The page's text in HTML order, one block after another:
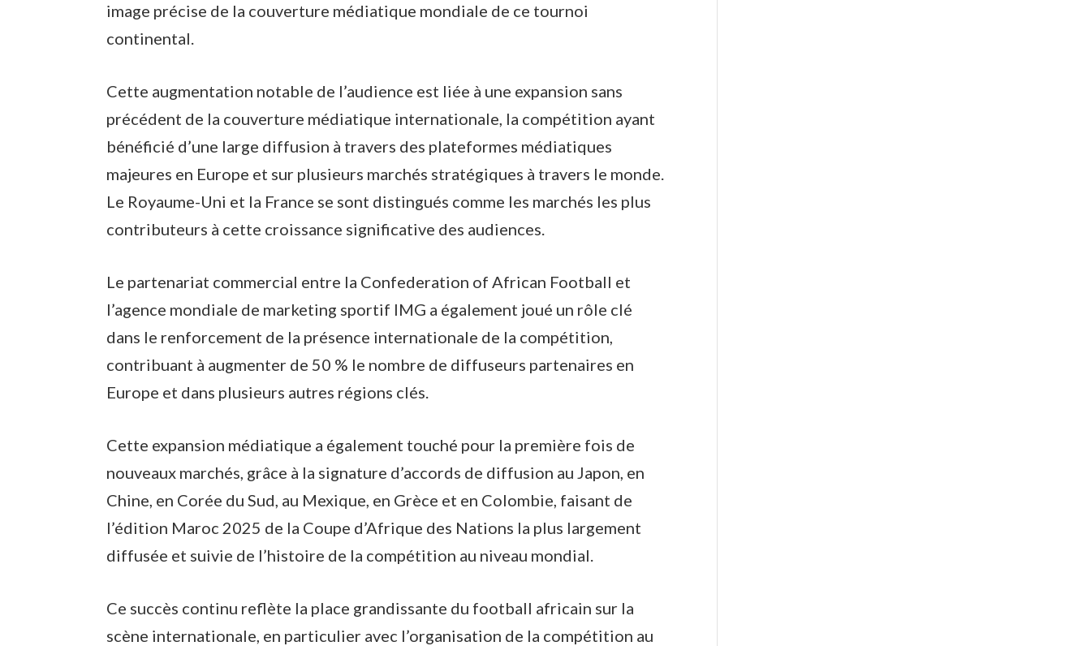
image précise de la couverture médiatique mondiale de ce tournoi
continental.
Cette augmentation notable de l’audience est liée à une expansion sans
précédent de la couverture médiatique internationale, la compétition ayant
bénéficié d’une large diffusion à travers des plateformes médiatiques
majeures en Europe et sur plusieurs marchés stratégiques à travers le monde.
Le Royaume-Uni et la France se sont distingués comme les marchés les plus
contributeurs à cette croissance significative des audiences.
Le partenariat commercial entre la Confederation of African Football et
l’agence mondiale de marketing sportif IMG a également joué un rôle clé
dans le renforcement de la présence internationale de la compétition,
contribuant à augmenter de 50 % le nombre de diffuseurs partenaires en
Europe et dans plusieurs autres régions clés.
Cette expansion médiatique a également touché pour la première fois de
nouveaux marchés, grâce à la signature d’accords de diffusion au Japon, en
Chine, en Corée du Sud, au Mexique, en Grèce et en Colombie, faisant de
l’édition Maroc 2025 de la Coupe d’Afrique des Nations la plus largement
diffusée et suivie de l’histoire de la compétition au niveau mondial.
Ce succès continu reflète la place grandissante du football africain sur la
scène internationale, en particulier avec l’organisation de la compétition au